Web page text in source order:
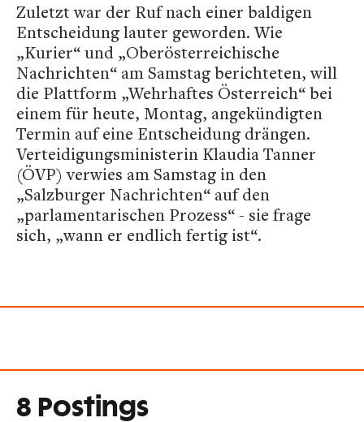
Zuletzt war der Ruf nach einer baldigen
Entscheidung lauter geworden. Wie
„Kurier“ und „Oberösterreichische
Nachrichten“ am Samstag berichteten, will
die Plattform „Wehrhaftes Österreich“ bei
einem für heute, Montag, angekündigten
Termin auf eine Entscheidung drängen.
Verteidigungsministerin Klaudia Tanner
(ÖVP) verwies am Samstag in den
„Salzburger Nachrichten“ auf den
„parlamentarischen Prozess“ - sie frage
sich, „wann er endlich fertig ist“.
8 Postings